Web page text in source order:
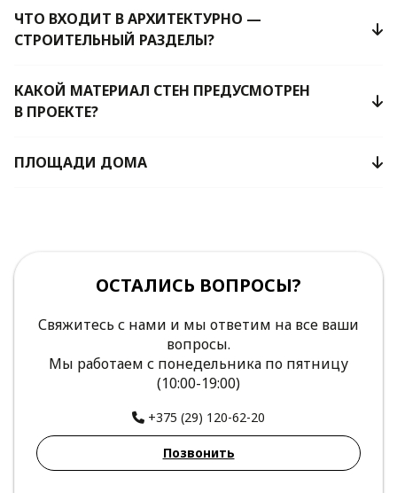
ЧТО ВХОДИТ В АРХИТЕКТУРНО —
СТРОИТЕЛЬНЫЙ РАЗДЕЛЫ?
КАКОЙ МАТЕРИАЛ СТЕН ПРЕДУСМОТРЕН
В ПРОЕКТЕ?
ПЛОЩАДИ ДОМА
ОСТАЛИСЬ ВОПРОСЫ?
Свяжитесь с нами и мы ответим на все ваши
вопросы.
Мы работаем с понедельника по пятницу
(10:00-19:00)
+375 (29) 120-62-20
Позвонить